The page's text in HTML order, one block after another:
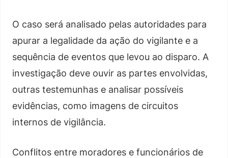
O caso será analisado pelas autoridades para
apurar a legalidade da ação do vigilante e a
sequência de eventos que levou ao disparo. A
investigação deve ouvir as partes envolvidas,
outras testemunhas e analisar possíveis
evidências, como imagens de circuitos
internos de vigilância.
Conflitos entre moradores e funcionários de